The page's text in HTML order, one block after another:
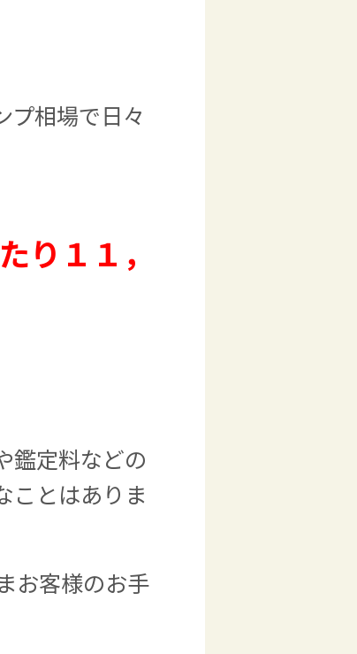
プ相場で日々
り１１，
鑑定料などの
ことはありま
お客様のお手